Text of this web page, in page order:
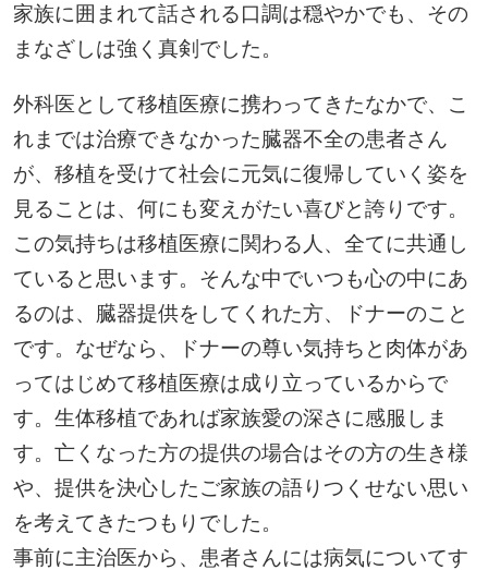
家族に囲まれて話される口調は穏やかでも、その
まなざしは強く真剣でした。
外科医として移植医療に携わってきたなかで、こ
れまでは治療できなかった臓器不全の患者さん
が、移植を受けて社会に元気に復帰していく姿を
見ることは、何にも変えがたい喜びと誇りです。
この気持ちは移植医療に関わる人、全てに共通し
ていると思います。そんな中でいつも心の中にあ
るのは、臓器提供をしてくれた方、ドナーのこと
です。なぜなら、ドナーの尊い気持ちと肉体があ
ってはじめて移植医療は成り立っているからで
す。生体移植であれば家族愛の深さに感服しま
す。亡くなった方の提供の場合はその方の生き様
や、提供を決心したご家族の語りつくせない思い
を考えてきたつもりでした。
事前に主治医から、患者さんには病気についてす